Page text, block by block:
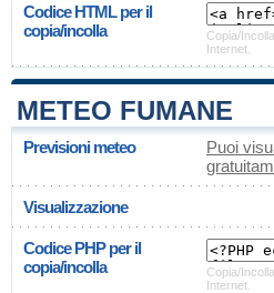
Codice HTML per il
copia/incolla
Copia/
Internet.
METEO FUMANE
Previsioni meteo
Puoi
Visualizzazione
Codice PHP per il
copia/incolla
Copia/
Internet.